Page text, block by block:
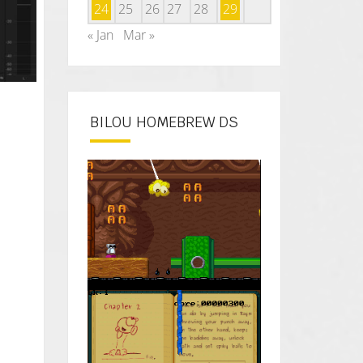
24 25 26 27 28
29
« Jan
Mar »
BILOU HOMEBREW DS